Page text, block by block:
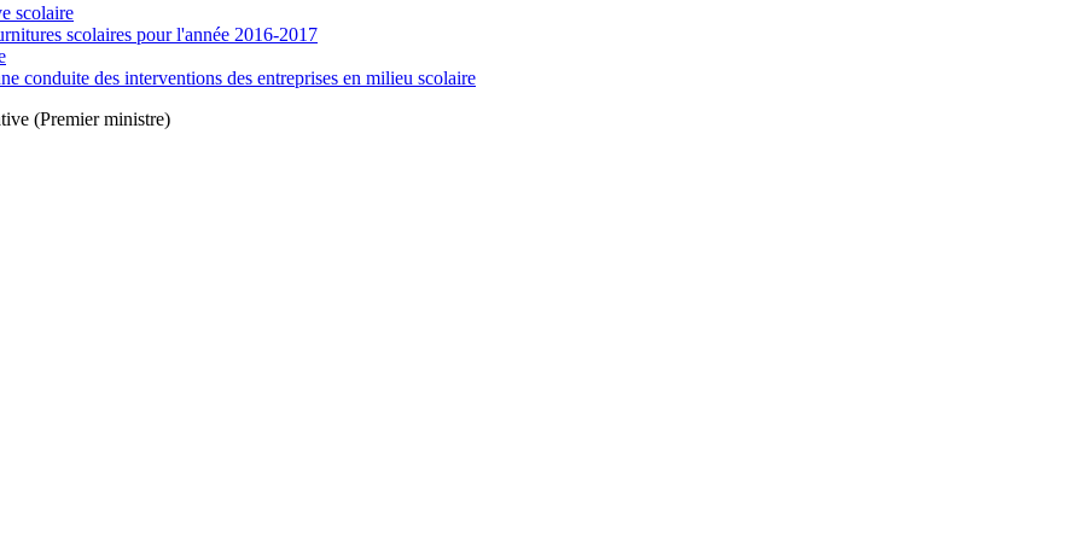
scolaire
scolaires pour l'année 2016-2017
conduite des interventions des entreprises en milieu scolaire
(Premier ministre)